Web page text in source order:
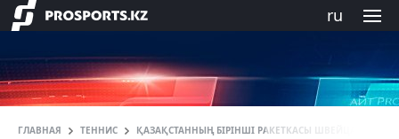
ru
ГЛАВНАЯ ТЕННИС ҚАЗАҚСТАННЫҢ БІРІНШІ РАКЕТКАСЫ